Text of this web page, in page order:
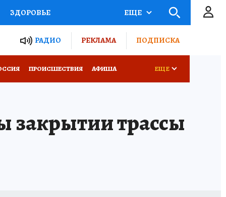
ЗДОРОВЬЕ
РОССИИ
ПОТРЕБИТЕЛЯ
ЕЩЕ
РАДИО РЕКЛАМА ПОДПИСКА
ПРОИСШЕСТВИЯ АФИША ЕЩЕ
закрытии трассы